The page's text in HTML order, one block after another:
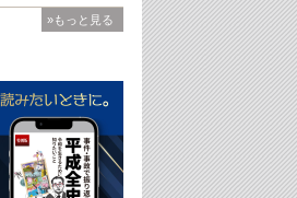
»もっと見る